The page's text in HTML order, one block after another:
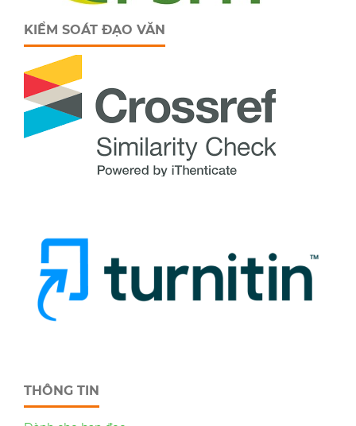
KIỂM SOÁT ĐẠO VĂN
THÔNG TIN